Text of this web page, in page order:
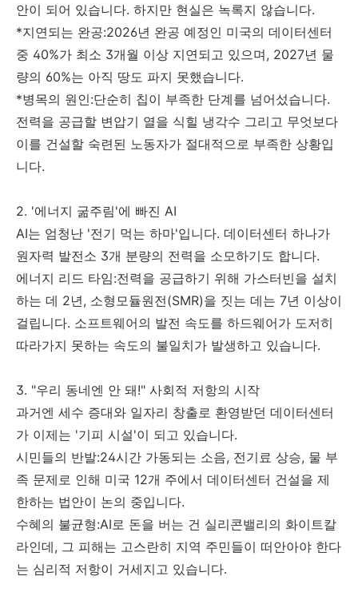
안이 되어 있습니다. 하지만 현실은 녹록지 않습니다.
*지연되는 완공:2026년 완공 예정인 미국의 데이터센터
중 40%가 최소 3개월 이상 지연되고 있으며, 2027년 물
량의 60%는 아직 땅도 파지 못했습니다.
*병목의 원인:단순히 칩이 부족한 단계를 넘어섰습니다.
전력을 공급할 변압기 열을 식힐 냉각수 그리고 무엇보다
이를 건설할 숙련된 노동자가 절대적으로 부족한 상황입
니다.
2. '에너지 굶주림'에 빠진 AI
AI는 엄청난 '전기 먹는 하마'입니다. 데이터센터 하나가
원자력 발전소 3개 분량의 전력을 소모하기도 합니다.
에너지 리드 타임:전력을 공급하기 위해 가스터빈을 설치
하는 데 2년, 소형모듈원전(SMR)을 짓는 데는 7년 이상이
걸립니다. 소프트웨어의 발전 속도를 하드웨어가 도저히
따라가지 못하는 속도의 불일치가 발생하고 있습니다.
3. "우리 동네엔 안 돼!" 사회적 저항의 시작
과거엔 세수 증대와 일자리 창출로 환영받던 데이터센터
가 이제는 '기피 시설'이 되고 있습니다.
시민들의 반발:24시간 가동되는 소음, 전기료 상승, 물 부
족 문제로 인해 미국 12개 주에서 데이터센터 건설을 제
한하는 법안이 논의 중입니다.
수혜의 불균형:AI로 돈을 버는 건 실리콘밸리의 화이트칼
라인데, 그 피해는 고스란히 지역 주민들이 떠안아야 한다
는 심리적 저항이 거세지고 있습니다.